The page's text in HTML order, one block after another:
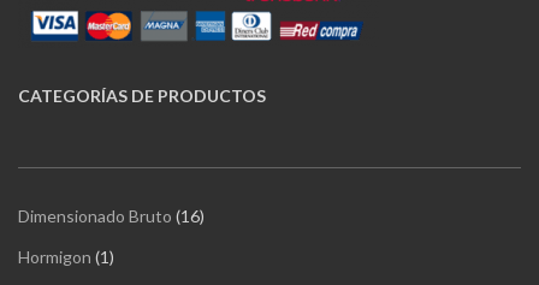
CATEGORÍAS DE PRODUCTOS
Dimensionado Bruto 1616
Hormigon 11